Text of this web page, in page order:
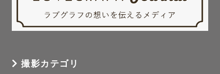
撮影カテゴリ